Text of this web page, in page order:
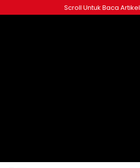
ke
Scroll Untuk Baca Artikel